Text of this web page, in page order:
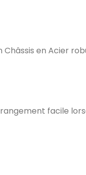
Châssis en Acier
facile